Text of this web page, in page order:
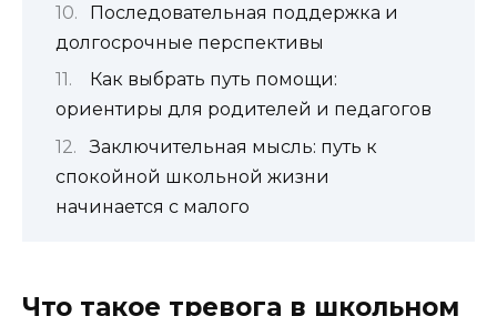
Последовательная поддержка и
долгосрочные перспективы
Как выбрать путь помощи:
ориентиры для родителей и педагогов
Заключительная мысль: путь к
спокойной школьной жизни
начинается с малого
Что такое тревога в школьном